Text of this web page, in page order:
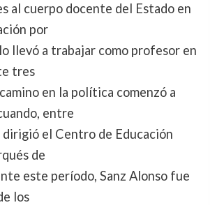
al cuerpo docente del Estado en
por
llevó a trabajar como profesor en
tres
en la política comenzó a
entre
el Centro de Educación
de
este período, Sanz Alonso fue
los